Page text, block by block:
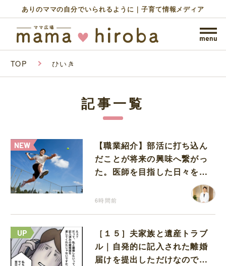
ありのママの自分でいられるように｜子育て情報メディア
TOP ひいき
記事一覧
【職業紹介】部活に打ち込ん
だことが将来の興味へ繋がっ
た。医師を目指した日々を振
6時間前
［１５］夫家族と遺産トラブ
ル｜自発的に記入された離婚
届けを提出しただけなので、